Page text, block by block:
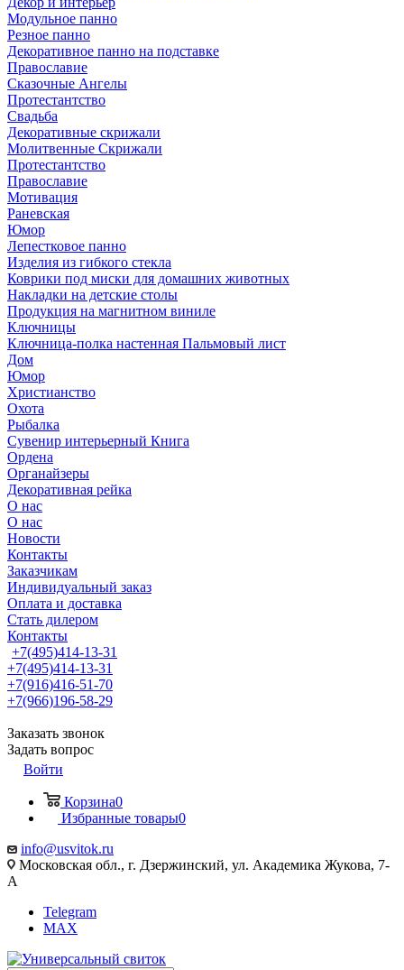
Модульное панно
Резное панно
Декоративное панно на подставке
Православие
Сказочные Ангелы
Протестантство
Свадьба
Декоративные скрижали
Молитвенные Скрижали
Протестантство
Православие
Мотивация
Раневская
Юмор
Лепестковое панно
Изделия из гибкого стекла
Коврики под миски для домашних животных
Накладки на детские столы
Продукция на магнитном виниле
Ключницы
Ключница-полка настенная Пальмовый лист
Дом
Юмор
Христианство
Охота
Рыбалка
Сувенир интерьерный Книга
Ордена
Органайзеры
Декоративная рейка
О нас
О нас
Новости
Контакты
Заказчикам
Индивидуальный заказ
Оплата и доставка
Стать дилером
Контакты
+7(495)414-13-31
+7(495)414-13-31
+7(916)416-51-70
+7(966)196-58-29
Заказать звонок
Задать вопрос
Войти
Корзина0
Избранные товары0
info@usvitok.ru
Московская обл., г. Дзержинский, ул. Академика Жукова, 7-
А
Telegram
MAX